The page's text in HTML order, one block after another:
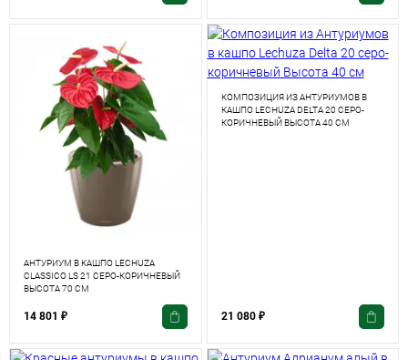
АНТУРИУМ В КАШПО LECHUZA
CLASSICO LS 21 СЕРО-КОРИЧНЕВЫЙ
ВЫСОТА 70 СМ
14 801 ₽
КОМПОЗИЦИЯ ИЗ АНТУРИУМОВ В
КАШПО LECHUZA DELTA 20 СЕРО-
КОРИЧНЕВЫЙ ВЫСОТА 40 СМ
21 080 ₽